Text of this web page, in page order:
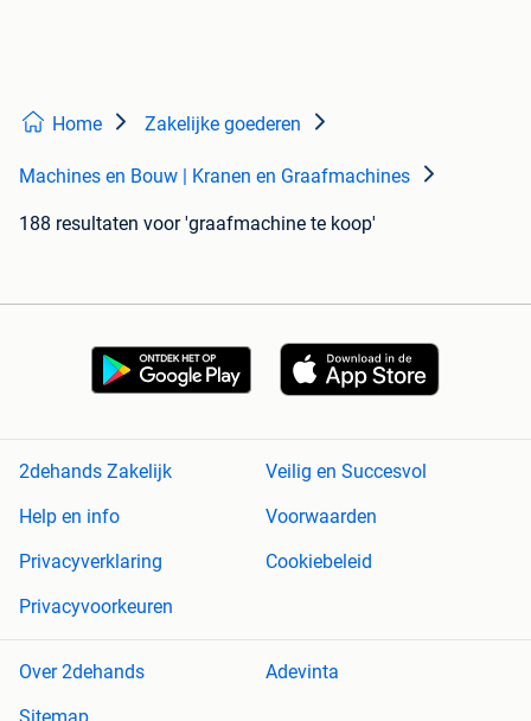
Home Zakelijke goederen
Machines en Bouw | Kranen en Graafmachines
188 resultaten voor 'graafmachine te koop'
2dehands Zakelijk
Veilig en Succesvol
Help en info
Voorwaarden
Privacyverklaring
Cookiebeleid
Privacyvoorkeuren
Over 2dehands
Adevinta